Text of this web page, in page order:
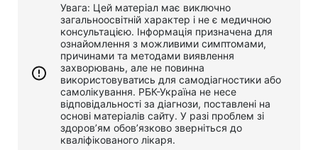
Увага: Цей матеріал має виключно
загальноосвітній характер і не є медичною
консультацією. Інформація призначена для
ознайомлення з можливими симптомами,
причинами та методами виявлення
захворювань, але не повинна
використовуватись для самодіагностики або
самолікування. РБК-Україна не несе
відповідальності за діагнози, поставлені на
основі матеріалів сайту. У разі проблем зі
здоров’ям обов’язково зверніться до
кваліфікованого лікаря.